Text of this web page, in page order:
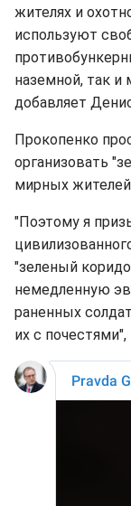
жителях и
используют
наземной, так и
добавляет
Прокопенко
организовать
мирных
"Поэтому я
"зеленый
немедленную
раненных
их с